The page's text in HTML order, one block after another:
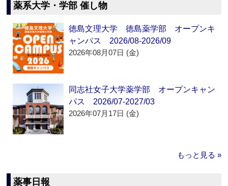
薬系大学・学部 催し物
徳島文理大学 徳島薬学部 オープンキ
ャンパス 2026/08-2026/09
2026年08月07日 (金)
同志社女子大学薬学部 オープンキャン
パス 2026/07-2027/03
2026年07月17日 (金)
もっと見る »
薬事日報